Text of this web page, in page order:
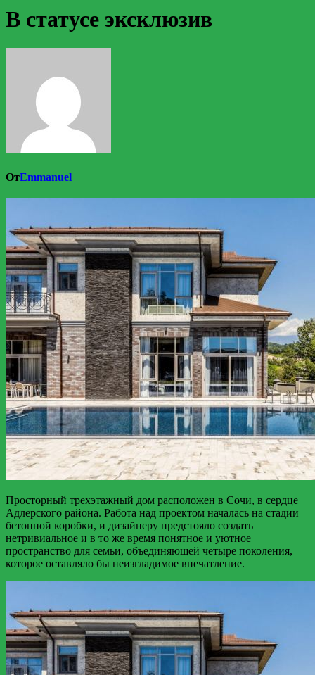
В статусе эксклюзив
ОтEmmanuel
Просторный трехэтажный дом расположен в Сочи, в сердце
Адлерского района. Работа над проектом началась на стадии
бетонной коробки, и дизайнеру предстояло создать
нетривиальное и в то же время понятное и уютное
пространство для семьи, объединяющей четыре поколения,
которое оставляло бы неизгладимое впечатление.